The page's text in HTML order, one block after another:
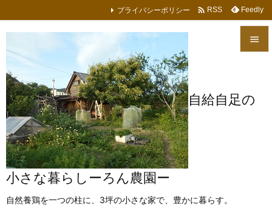
自給自足の
小さな暮らしーろん農園ー
自然養鶏を一つの柱に、3坪の小さな家で、豊かに暮らす。


サイド
プライバシーポリシー  RSS Feedly